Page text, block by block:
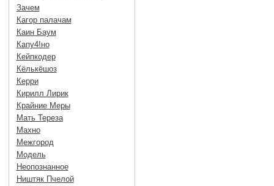
Зачем
Кагор палачам
Каин Баум
Капу4!но
Кейпкодер
Кёлькёшоз
Керри
Кирилл Лирик
Крайние Меры
Мать Тереза
Махно
Межгород
Модель
Неопознанное
Ништяк Пчелой